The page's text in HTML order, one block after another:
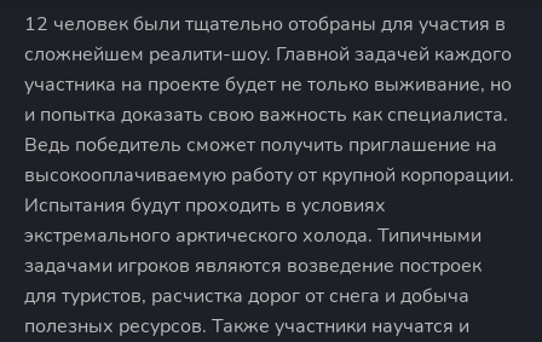
12 человек были тщательно отобраны для участия в
сложнейшем реалити-шоу. Главной задачей каждого
участника на проекте будет не только выживание, но
и попытка доказать свою важность как специалиста.
Ведь победитель сможет получить приглашение на
высокооплачиваемую работу от крупной корпорации.
Испытания будут проходить в условиях
экстремального арктического холода. Типичными
задачами игроков являются возведение построек
для туристов, расчистка дорог от снега и добыча
полезных ресурсов. Также участники научатся и